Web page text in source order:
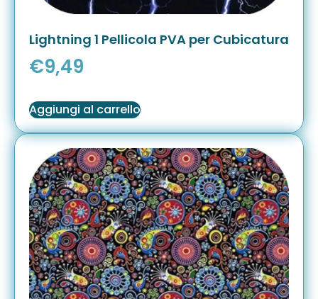
Lightning 1 Pellicola PVA per Cubicatura
€9,49
Aggiungi al carrello